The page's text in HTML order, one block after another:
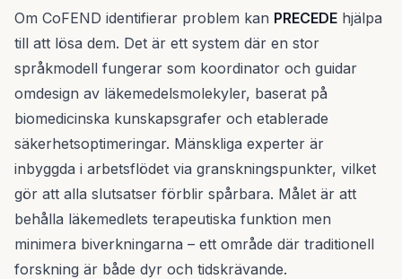
Om CoFEND identifierar problem kan PRECEDE hjälpa
till att lösa dem. Det är ett system där en stor
språkmodell fungerar som koordinator och guidar
omdesign av läkemedelsmolekyler, baserat på
biomedicinska kunskapsgrafer och etablerade
säkerhetsoptimeringar. Mänskliga experter är
inbyggda i arbetsflödet via granskningspunkter, vilket
gör att alla slutsatser förblir spårbara. Målet är att
behålla läkemedlets terapeutiska funktion men
minimera biverkningarna – ett område där traditionell
forskning är både dyr och tidskrävande.